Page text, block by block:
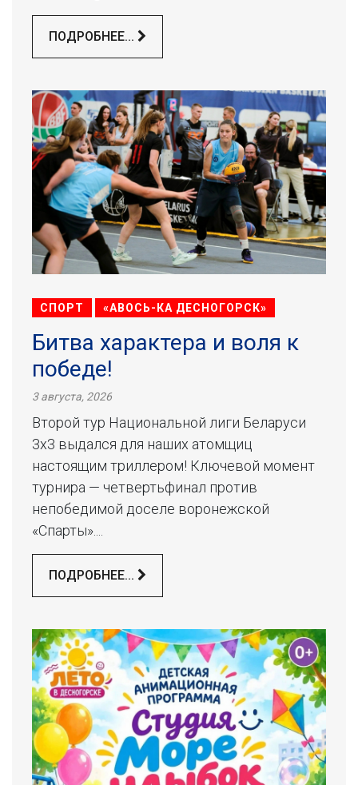
ПОДРОБНЕЕ...
СПОРТ «АВОСЬ-КА ДЕСНОГОРСК»
Битва характера и воля к
победе!
3 августа, 2026
Второй тур Национальной лиги Беларуси
3х3 выдался для наших атомщиц
настоящим триллером! Ключевой момент
турнира — четвертьфинал против
непобедимой доселе воронежской
«Спарты»....
ПОДРОБНЕЕ...